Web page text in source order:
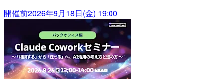
開催前2026年9月18日(金) 19:00